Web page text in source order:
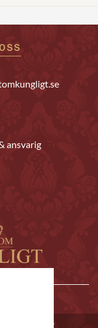
ansvarig
reserved.